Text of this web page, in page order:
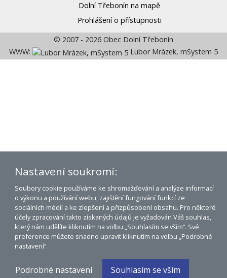
Dolní Třebonín na mapě
Prohlášení o přístupnosti
© 2007 - 2026 Obec Dolní Třebonín
WWW:
Lubor Mrázek, mSystem 5
Nastavení soukromí:
Soubory cookie používáme ke shromažďování a analýze informací
o výkonu a používání webu, zajištění fungování funkcí ze
sociálních médií a ke zlepšení a přizpůsobení obsahu. Pro některé
účely zpracování takto získaných údajů je vyžadován Váš souhlas,
který nám udělíte kliknutím na volbu „Souhlasím se vším“. Své
preference můžete snadno upravit kliknutím na volbu „Podrobné
nastavení“.
Podrobné nastavení Souhlasím se vším